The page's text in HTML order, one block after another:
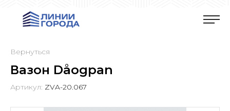
Вернуться
Вазон Dåogpan
Артикул: ZVA-20.067